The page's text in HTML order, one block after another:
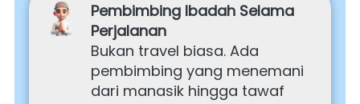
Pembimbing Ibadah Selama
Perjalanan
Bukan travel biasa. Ada
pembimbing yang menemani
dari manasik hingga tawaf